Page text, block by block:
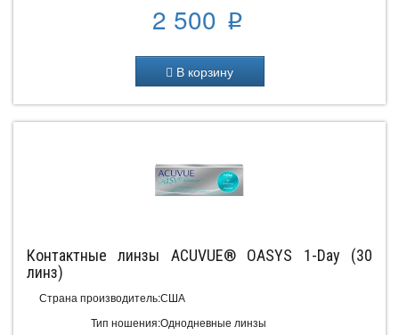
2 500 p
В корзину
Контактные линзы ACUVUE® OASYS 1-Day (30
линз)
Страна производитель:
Тип ношения:
США
Однодневные линзы